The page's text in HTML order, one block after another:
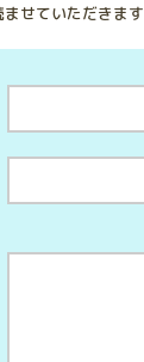
せていただきま